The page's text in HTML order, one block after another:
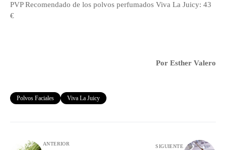
PVP Recomendado de los polvos perfumados Viva La Juicy: 43
€
Por Esther Valero
Polvos Faciales Viva La Juicy
ANTERIOR SIGUIENTE